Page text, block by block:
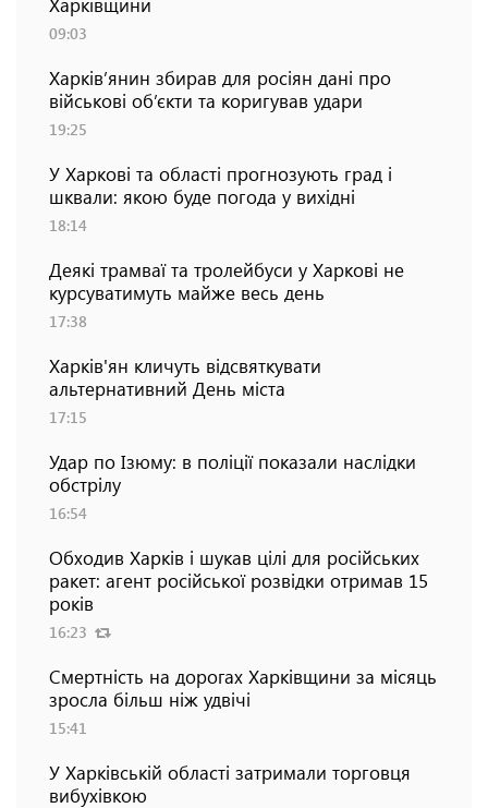
09:03
Харків’янин збирав для росіян дані про
військові об’єкти та коригував удари
19:25
У Харкові та області прогнозують град і
шквали: якою буде погода у вихідні
18:14
Деякі трамваї та тролейбуси у Харкові не
курсуватимуть майже весь день
17:38
Харків'ян кличуть відсвяткувати
альтернативний День міста
17:15
Удар по Ізюму: в поліції показали наслідки
обстрілу
16:54
Обходив Харків і шукав цілі для російських
ракет: агент російської розвідки отримав 15
років
16:23
Смертність на дорогах Харківщини за місяць
зросла більш ніж удвічі
15:41
У Харківській області затримали торговця
вибухівкою